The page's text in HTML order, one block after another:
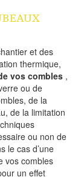
et des
thermique,
vos combles ,
ou de
de la
de la limitation
ou non de
le cas d’une
vos combles
un effet